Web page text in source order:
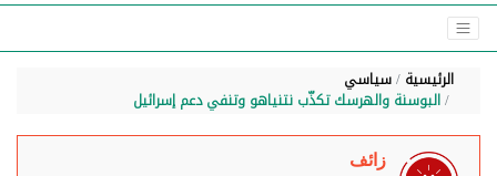
الرئيسية سياسي
البوسنة والهرسك تكذّب نتنياهو وتنفي دعم إسرائيل
زائف